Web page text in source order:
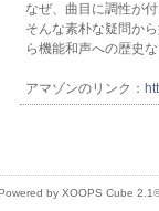
なぜ、曲目に調性が
そんな素朴な疑問か
ら機能和声への歴史
アマゾンのリンク：
by XOOPS Cube